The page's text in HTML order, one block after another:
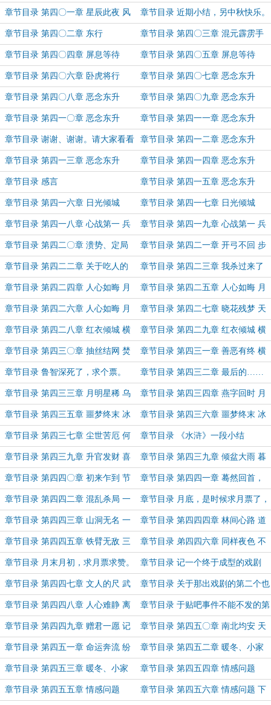
节快乐）
章节目录 第四〇一章 星辰此夜 风
露中宵（第二更）
章节目录 近期小结，另中秋快乐。
章节目录 第四〇二章 东行 章节目录 第四〇三章 混元霹雳手
雷锋
章节目录 第四〇四章 屏息等待
（上）
章节目录 第四〇五章 屏息等待
（下）
章节目录 第四〇六章 卧虎将行 章节目录 第四〇七章 恶念东升
（一）
章节目录 第四〇八章 恶念东升
（二）
章节目录 第四〇九章 恶念东升
（三）
章节目录 第四一〇章 恶念东升
（四）
章节目录 第四一一章 恶念东升
（五）
章节目录 谢谢、谢谢。请大家看看
这个。
章节目录 第四一二章 恶念东升
（六）
章节目录 第四一三章 恶念东升
（七）
章节目录 第四一四章 恶念东升
（八）
章节目录 感言 章节目录 第四一五章 恶念东升
（九）
章节目录 第四一六章 日光倾城
（上）
章节目录 第四一七章 日光倾城
（下）
章节目录 第四一八章 心战第一 兵
败如山（上）
章节目录 第四一九章 心战第一 兵
败如山（下）
章节目录 第四二〇章 溃势、定局 章节目录 第四二一章 开弓不回 步
步紧逼
章节目录 第四二二章 关于吃人的
故事
章节目录 第四二三章 我杀过来了
章节目录 第四二四章 人心如晦 月
光坛城（一）
章节目录 第四二五章 人心如晦 月
光坛城（二）
章节目录 第四二六章 人心如晦 月
光坛城（三）
章节目录 第四二七章 晓花残梦 天
下之敌
章节目录 第四二八章 红衣倾城 横
舟一顾（上）
章节目录 第四二九章 红衣倾城 横
舟一顾（下）
章节目录 第四三〇章 抽丝结网 焚
水涸泽
章节目录 第四三一章 善恶有终 横
城一剑
章节目录 鲁智深死了，求个票。 章节目录 第四三二章 最后的……
喧嚷
章节目录 第四三三章 月明星稀 乌
鹊难飞
章节目录 第四三四章 燕字回时 月
满西楼
章节目录 第四三五章 噩梦终末 冰
凉一叹（上）
章节目录 第四三六章 噩梦终末 冰
凉一叹（下）
章节目录 第四三七章 尘世苦厄 何
处菩提
章节目录 《水浒》一段小结
章节目录 第四三九章 升官发财 喜
大普奔
章节目录 第四三九章 倾盆大雨 暮
色天光
章节目录 第四四〇章 初来乍到 节
外生枝
章节目录 第四四一章 蓦然回首，
变成一只猪队友
章节目录 第四四二章 混乱杀局 一
路奔逃
章节目录 月底，是时候求月票了，
诸位^_^
章节目录 第四四三章 山洞无名 一
夜秋凉
章节目录 第四四四章 林间心路 道
左偶逢
章节目录 第四四五章 铁臂无敌 三
拳之约
章节目录 弟四四六章 同样夜色 不
同师徒
章节目录 月末月初，求月票求赞。 章节目录 记一个终于成型的戏剧
章节目录 第四四七章 文人的尺 武
人的刀
章节目录 关于那出戏剧的第二个也
是最后单章
章节目录 第四四八章 人心难静 离
别不舍
章节目录 于贴吧事件不能不发的第
三篇 ，因为很重要。
章节目录 第四四九章 赠君一愿 记
取来年
章节目录 第四五〇章 南北均安 天
下大好
章节目录 第四五一章 命运奔流 纷
乱之弦
章节目录 第四五二章 暖冬、小家
（上）
章节目录 第四五三章 暖冬、小家
（下）
章节目录 第四五四章 情感问题
（上）
章节目录 第四五五章 情感问题 章节目录 第四五六章 情感问题 下